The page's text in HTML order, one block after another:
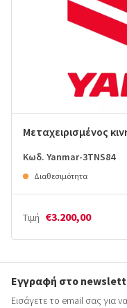
Μεταχειρισμένος
Κωδ. Yanmar-3TNS84
Διαθεσιμότητα
Τιμή €3.200,00
Εγγραφή στο
Εισάγετε το email σας για